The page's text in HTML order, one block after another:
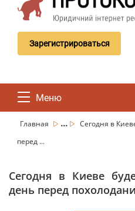
Зарегистрироваться
Меню
Главная ...
Сегодня в
перед ...
Сегодня в Киеве
день перед